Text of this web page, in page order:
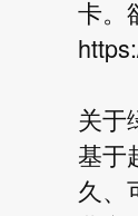
卡。
关于
基于
久、